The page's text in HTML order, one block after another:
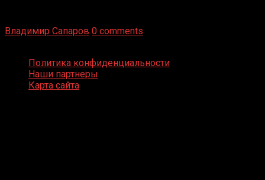
Владимир Сапаров 0 comments
Политика конфиденциальности
Наши партнеры
Карта сайта